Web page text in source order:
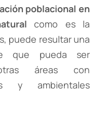
poblacional en
como es la
puede resultar una
que pueda ser
áreas con
y ambientales